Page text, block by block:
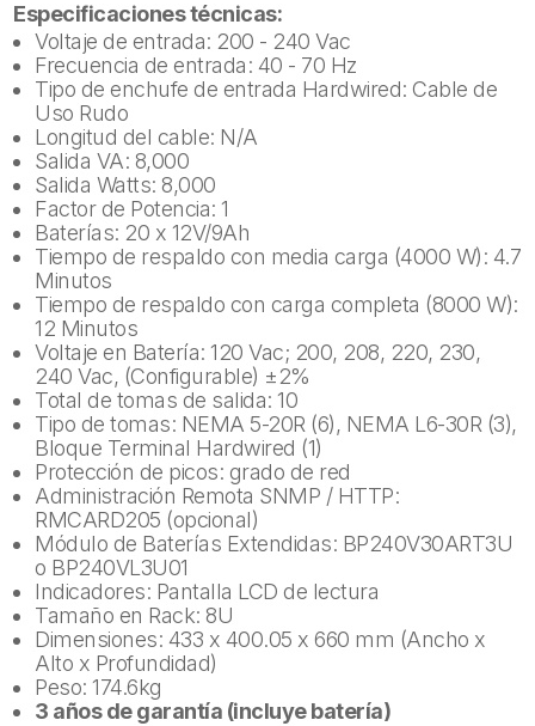
Especificaciones técnicas:
Voltaje de entrada: 200 - 240 Vac
Frecuencia de entrada: 40 - 70 Hz
Tipo de enchufe de entrada Hardwired: Cable de
Uso Rudo
Longitud del cable: N/A
Salida VA: 8,000
Salida Watts: 8,000
Factor de Potencia: 1
Baterías: 20 x 12V/9Ah
Tiempo de respaldo con media carga (4000 W): 4.7
Minutos
Tiempo de respaldo con carga completa (8000 W):
12 Minutos
Voltaje en Batería: 120 Vac; 200, 208, 220, 230,
240 Vac, (Configurable) ±2%
Total de tomas de salida: 10
Tipo de tomas: NEMA 5-20R (6), NEMA L6-30R (3),
Bloque Terminal Hardwired (1)
Protección de picos: grado de red
Administración Remota SNMP / HTTP:
RMCARD205 (opcional)
Módulo de Baterías Extendidas: BP240V30ART3U
o BP240VL3U01
Indicadores: Pantalla LCD de lectura
Tamaño en Rack: 8U
Dimensiones: 433 x 400.05 x 660 mm (Ancho x
Alto x Profundidad)
Peso: 174.6kg
3 años de garantía (incluye batería)